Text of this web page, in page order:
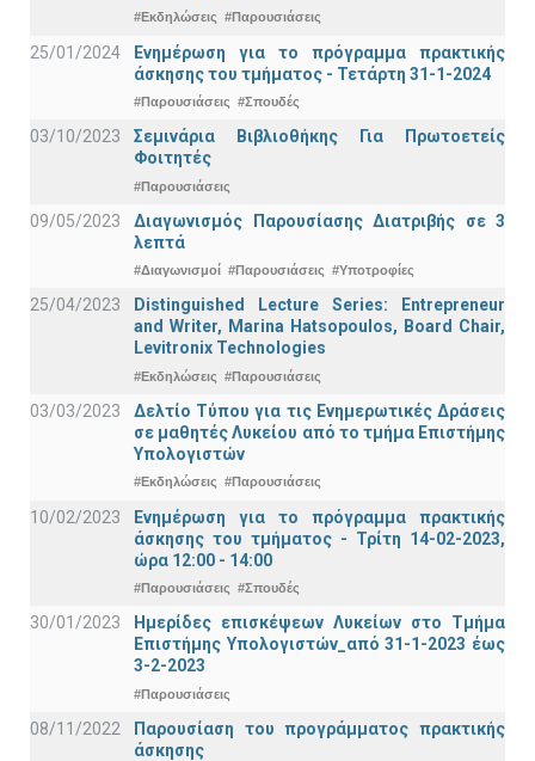
#Εκδηλώσεις #Παρουσιάσεις
25/01/2024
Ενημέρωση για το πρόγραμμα πρακτικής
άσκησης του τμήματος - Τετάρτη 31-1-2024
#Παρουσιάσεις #Σπουδές
03/10/2023
Σεμινάρια Βιβλιοθήκης Για Πρωτοετείς
Φοιτητές
#Παρουσιάσεις
09/05/2023
Διαγωνισμός Παρουσίασης Διατριβής σε 3
λεπτά
#Διαγωνισμοί #Παρουσιάσεις #Υποτροφίες
25/04/2023
Distinguished Lecture Series: Entrepreneur
and Writer, Marina Hatsopoulos, Board Chair,
Levitronix Technologies
#Εκδηλώσεις #Παρουσιάσεις
03/03/2023
Δελτίο Τύπου για τις Ενημερωτικές Δράσεις
σε μαθητές Λυκείου από το τμήμα Επιστήμης
Υπολογιστών
#Εκδηλώσεις #Παρουσιάσεις
10/02/2023
Ενημέρωση για το πρόγραμμα πρακτικής
άσκησης του τμήματος - Τρίτη 14-02-2023,
ώρα 12:00 - 14:00
#Παρουσιάσεις #Σπουδές
30/01/2023
Ημερίδες επισκέψεων Λυκείων στο Τμήμα
Επιστήμης Υπολογιστών_από 31-1-2023 έως
3-2-2023
#Παρουσιάσεις
08/11/2022
Παρουσίαση του προγράμματος πρακτικής
άσκησης